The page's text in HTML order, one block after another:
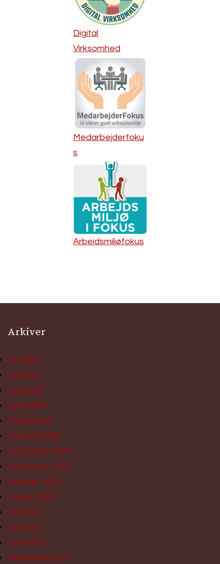
Digital
Virksomhed
Medarbejderfoku
s
Arbeidsmiljøfokus
Arkiver
juli 2026
juni 2026
maj 2026
april 2026
marts 2026
februar 2026
december 2025
november 2025
oktober 2025
august 2025
juni 2025
maj 2025
april 2025
december 2024